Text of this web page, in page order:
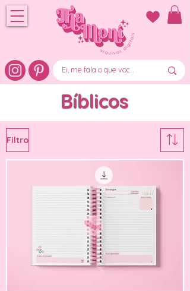
Bíblicos
Filtro